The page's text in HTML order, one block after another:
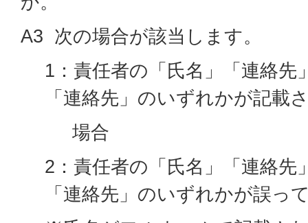
A3 次の場合が該当します。
1：責任者の「氏名」「連絡先
「連絡先」のいずれかが記載
場合
2：責任者の「氏名」「連絡先
「連絡先」のいずれかが誤っ